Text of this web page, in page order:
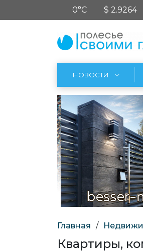
0°C $ 2.9264
НОВОСТИ
Главная /
Квартиры,